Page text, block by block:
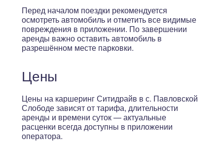
Перед началом поездки рекомендуется
осмотреть автомобиль и отметить все видимые
повреждения в приложении. По завершении
аренды важно оставить автомобиль в
разрешённом месте парковки.
Цены
Цены на каршеринг Ситидрайв в с. Павловской
Слободе зависят от тарифа, длительности
аренды и времени суток — актуальные
расценки всегда доступны в приложении
оператора.